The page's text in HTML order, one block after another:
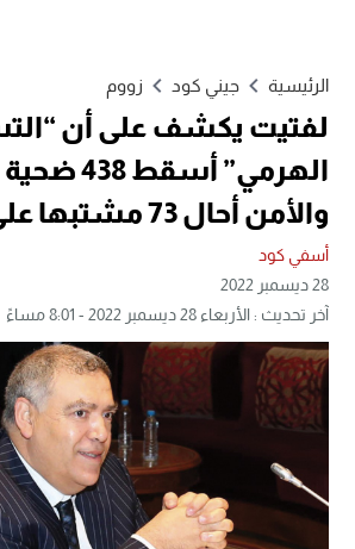
الرئيسية جيني كود زووم
لفتيت يكشف على أن
والأمن أحال 73 مشتبها على العدالة
أسفي كود
28 ديسمبر 2022
آخر تحديث : الأربعاء 28 ديسمبر 2022 - 8:01 مساءً